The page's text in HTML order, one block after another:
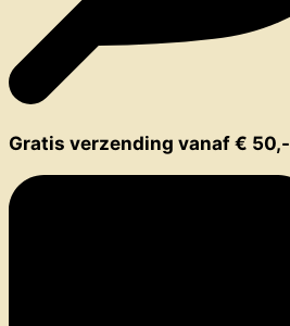
Gratis verzending vanaf € 50,-